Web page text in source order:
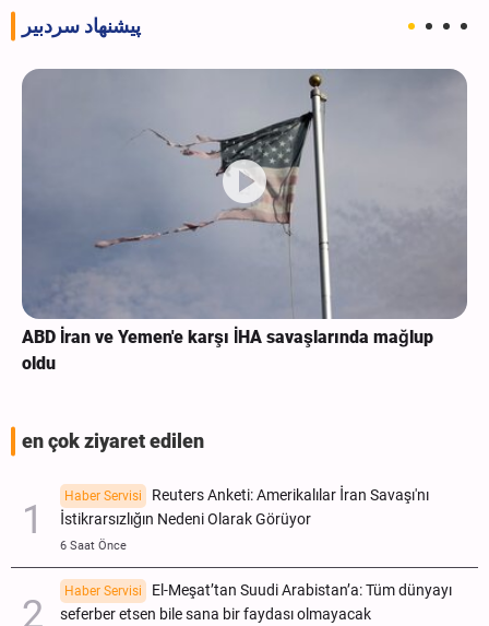
پیشنهاد سردبیر
ABD İran ve Yemen'e karşı İHA savaşlarında mağlup
oldu
en çok ziyaret edilen
Haber Servisi
Reuters Anketi: Amerikalılar İran Savaşı'nı
İstikrarsızlığın Nedeni Olarak Görüyor
6 Saat Önce
Haber Servisi
El-Meşat’tan Suudi Arabistan’a: Tüm dünyayı
seferber etsen bile sana bir faydası olmayacak